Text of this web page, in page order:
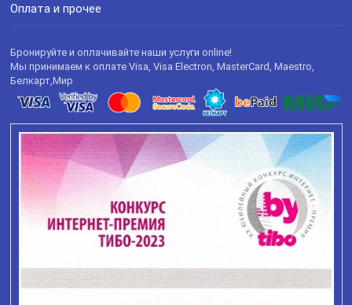
Оплата и прочее
Бронируйте и оплачивайте наши услуги online!
Мы принимаем к оплате Visa, Visa Electron, MasterCard, Maestro,
Белкарт,Мир